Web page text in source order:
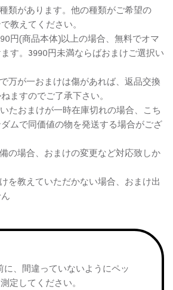
類があります。他の種類がご希望の
教えてください。
円(商品本体)以上の場合、無料でオマ
す。3990円未満ならばおまけご選択い
万が一おまけは傷があれば、返品交換
ますのでご了承下さい。
たおまけが一時在庫切れの場合、こち
ムで同価値の物を発送する場合がござ
の場合、おまけの変更など対応致しか
を教えていただかない場合、おまけ出
、間違っていないようにペッ
定してください。